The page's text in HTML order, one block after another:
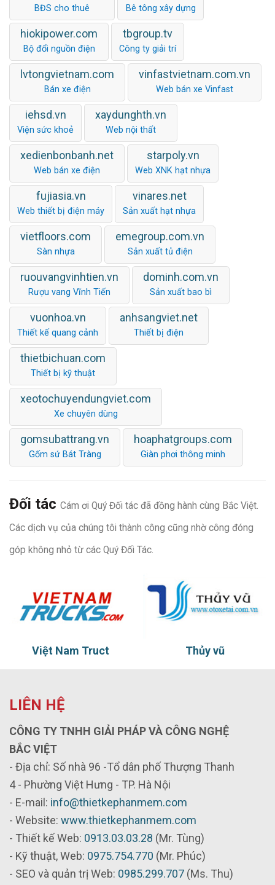
BĐS cho thuê Bê tông xây dựng
hiokipower.com
Bộ đổi nguồn điện
tbgroup.tv
Công ty giải trí
lvtongvietnam.com
Bán xe điện
vinfastvietnam.com.vn
Web bán xe Vinfast
iehsd.vn
Viện sức khoẻ
xaydunghth.vn
Web nội thất
xedienbonbanh.net
Web bán xe điện
starpoly.vn
Web XNK hạt nhựa
fujiasia.vn
Web thiết bị điện máy
vinares.net
Sản xuất hạt nhựa
vietfloors.com
Sàn nhựa
emegroup.com.vn
Sản xuất tủ điện
ruouvangvinhtien.vn
Rượu vang Vĩnh Tiến
dominh.com.vn
Sản xuất bao bì
vuonhoa.vn
Thiết kế quang cảnh
anhsangviet.net
Thiết bị điện
thietbichuan.com
Thiết bị kỹ thuật
xeotochuyendungviet.com
Xe chuyên dùng
gomsubattrang.vn
Gốm sứ Bát Tràng
hoaphatgroups.com
Giàn phơi thông minh
Đối tác Cám ơi Quý Đối tác đã đồng hành cùng Bắc Việt.
Các dịch vụ của chúng tôi thành công cũng nhờ công đóng
góp không nhỏ từ các Quý Đối Tác.
Việt Nam Truct Thủy vũ
LIÊN HỆ
CÔNG TY TNHH GIẢI PHÁP VÀ CÔNG NGHỆ
BẮC VIỆT
- Địa chỉ: Số nhà 96 -Tổ dân phố Thượng Thanh
4 - Phường Việt Hưng - TP. Hà Nội
- E-mail: info@thietkephanmem.com
- Website: www.thietkephanmem.com
- Thiết kế Web: 0913.03.03.28 (Mr. Tùng)
- Kỹ thuật, Web: 0975.754.770 (Mr. Phúc)
- SEO và quản trị Web: 0985.299.707 (Ms. Thu)